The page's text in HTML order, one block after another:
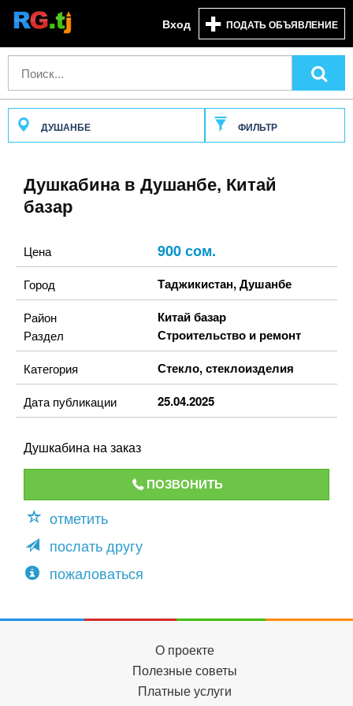
Вход ПОДАТЬ ОБЪЯВЛЕНИЕ
ДУШАНБЕ ФИЛЬТР
Душкабина в Душанбе, Китай
базар
Цена 900 сом.
Город Таджикистан,Душанбе
Район Китай базар
Раздел Строительство и ремонт
Категория Стекло, стеклоизделия
Дата публикации 25.04.2025
Душкабина на заказ
ПОЗВОНИТЬ
отметить
послать другу
пожаловаться
О проекте
Полезные советы
Платные услуги